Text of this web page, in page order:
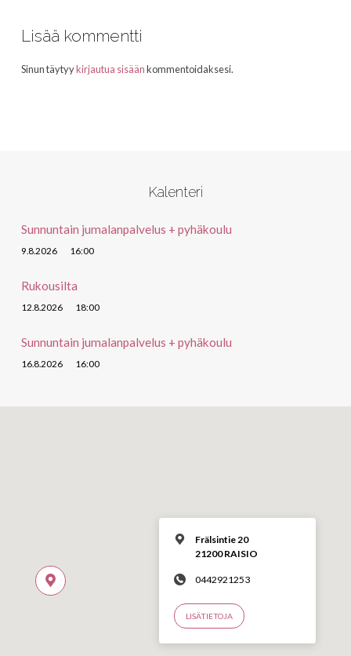
Lisää kommentti
Sinun täytyykirjautua sisäänkommentoidaksesi.
Kalenteri
Sunnuntain jumalanpalvelus + pyhäkoulu
9.8.2026 16:00
Rukousilta
12.8.2026 18:00
Sunnuntain jumalanpalvelus + pyhäkoulu
16.8.2026 16:00
Frälsintie 20
21200 RAISIO
0442921253
LISÄTIETOJA